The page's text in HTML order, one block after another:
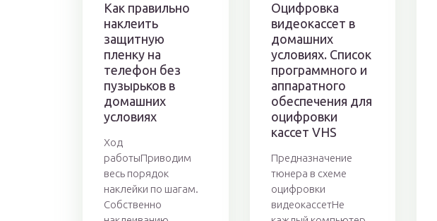
Как правильно
наклеить
защитную
пленку на
телефон без
пузырьков в
домашних
условиях
Ход
работыПриводим
весь порядок
наклейки по шагам.
Собственно
Оцифровка
видеокассет в
домашних
условиях. Список
программного и
аппаратного
обеспечения для
оцифровки
кассет VHS
Предназначение
тюнера в схеме
оцифровки
видеокассетНе